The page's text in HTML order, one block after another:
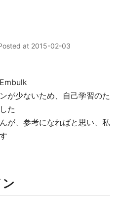
at 2015-02-03
が少ないため、自己学習のた
た
が、参考になればと思い、私